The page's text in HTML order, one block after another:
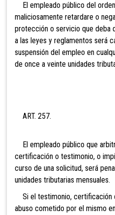
El empleado público del
maliciosamente retardare o
protección o servicio que deba
a las leyes y reglamentos será
suspensión del empleo en
de once a veinte unidades
ART. 257.
El empleado público que
certificación o testimonio, o
curso de una solicitud, será
unidades tributarias mensuales.
Si el testimonio, certificación
abuso cometido por el mismo